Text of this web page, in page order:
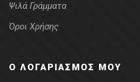
Ψιλά Γράμματα
Όροι Χρήσης
Ο ΛΟΓΑΡΙΑΣΜΌΣ ΜΟΥ